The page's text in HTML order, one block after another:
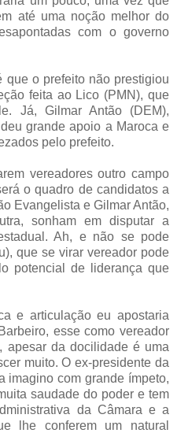
até uma noção melhor do
com o governo
que o prefeito não prestigiou
feita ao Lico (PMN), que
Já, Gilmar Antão (DEM),
grande apoio a Maroca e
pelo prefeito.
vereadores outro campo
o quadro de candidatos a
Evangelista e Gilmar Antão,
sonham em disputar a
Ah, e não se pode
que se virar vereador pode
potencial de liderança que
e articulação eu apostaria
esse como vereador
apesar da docilidade é uma
muito. O ex-presidente da
imagino com grande ímpeto,
saudade do poder e tem
da Câmara e a
lhe conferem um natural